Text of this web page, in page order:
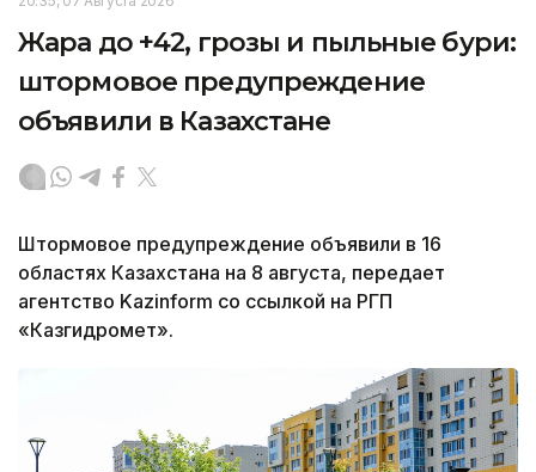
Жара до +42, грозы и пыльные бури:
штормовое предупреждение
объявили в Казахстане
Штормовое предупреждение объявили в 16
областях Казахстана на 8 августа, передает
агентство Kazinform со ссылкой на РГП
«Казгидромет».